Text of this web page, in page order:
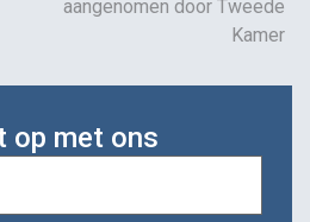
aangenomen door Tweede
Kamer
op met ons